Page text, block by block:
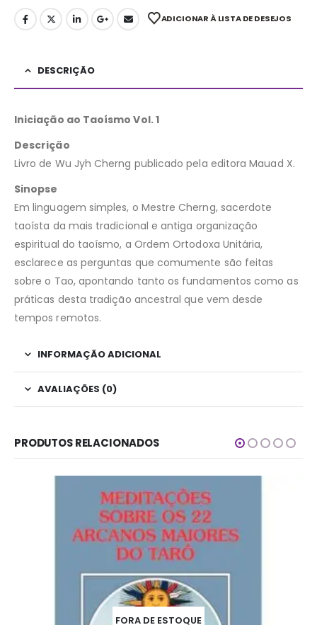
ADICIONAR À LISTA DE DESEJOS
DESCRIÇÃO
Iniciação ao Taoísmo Vol. 1
Descrição
Livro de Wu Jyh Cherng publicado pela editora Mauad X.
Sinopse
Em linguagem simples, o Mestre Cherng, sacerdote
taoísta da mais tradicional e antiga organização
espiritual do taoísmo, a Ordem Ortodoxa Unitária,
esclarece as perguntas que comumente são feitas
sobre o Tao, apontando tanto os fundamentos como as
práticas desta tradição ancestral que vem desde
tempos remotos.
INFORMAÇÃO ADICIONAL
AVALIAÇÕES (0)
PRODUTOS RELACIONADOS
FORA DE ESTOQUE